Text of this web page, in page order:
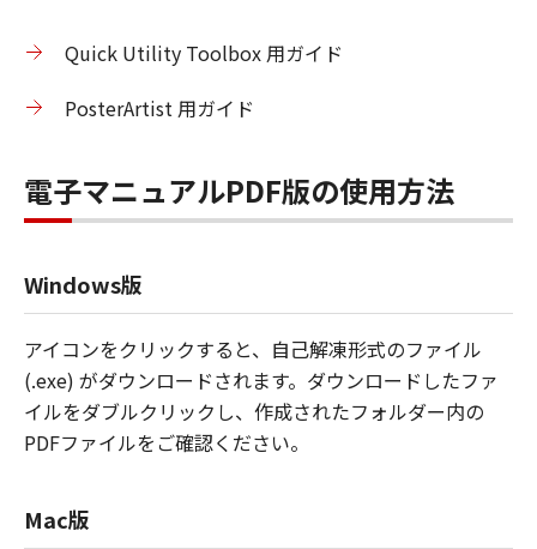
Quick Utility Toolbox 用ガイド
PosterArtist 用ガイド
電子マニュアルPDF版の使用方法
Windows版
アイコンをクリックすると、自己解凍形式のファイル
(.exe) がダウンロードされます。ダウンロードしたファ
イルをダブルクリックし、作成されたフォルダー内の
PDFファイルをご確認ください。
Mac版